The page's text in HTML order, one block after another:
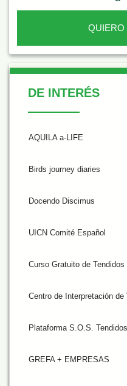
QUIERO
De Interés
DE INTERÉS
AQUILA a-LIFE
Birds journey diaries
Docendo Discimus
UICN Comité Español
Curso Gratuito de
Centro de Interpretación de
Plataforma S.O.S.
GREFA + EMPRESAS